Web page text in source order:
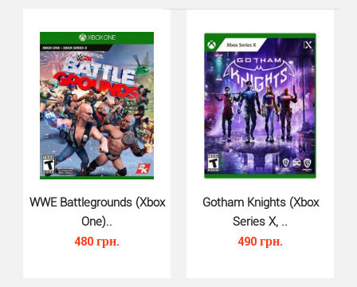
WWE Battlegrounds (Xbox
One)..
480 грн.
Gotham Knights (Xbox
Series X, ..
490 грн.